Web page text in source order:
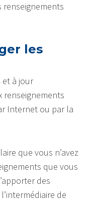
renseignements
les
et à jour
renseignements
Internet ou par la
que vous n’avez
que vous
des
de